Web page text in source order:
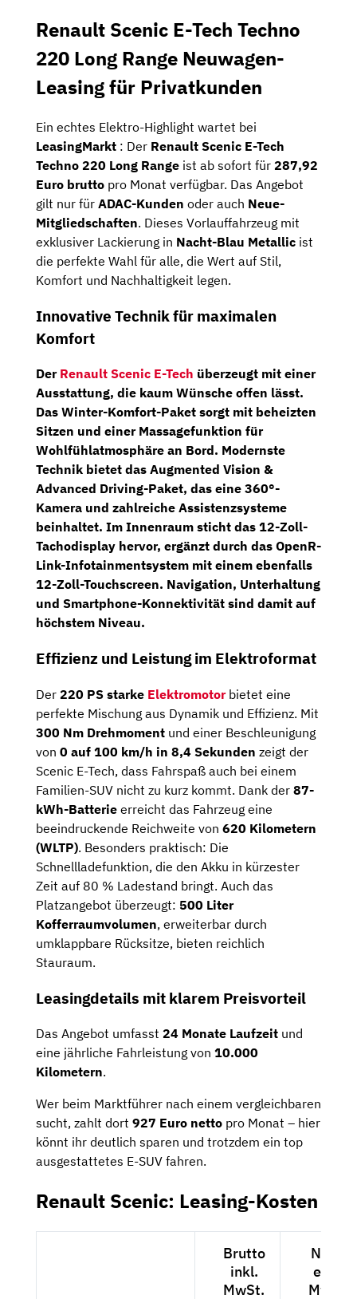
Renault Scenic E-Tech Techno
220 Long Range Neuwagen-
Leasing für Privatkunden
Ein echtes Elektro-Highlight wartet bei
LeasingMarkt : Der Renault Scenic E-Tech
Techno 220 Long Range ist ab sofort für 287,92
Euro brutto pro Monat verfügbar. Das Angebot
gilt nur für ADAC-Kunden oder auch Neue-
Mitgliedschaften. Dieses Vorlauffahrzeug mit
exklusiver Lackierung in Nacht-Blau Metallic ist
die perfekte Wahl für alle, die Wert auf Stil,
Komfort und Nachhaltigkeit legen.
Innovative Technik für maximalen
Komfort
Der Renault Scenic E-Tech überzeugt mit einer
Ausstattung, die kaum Wünsche offen lässt.
Das Winter-Komfort-Paket sorgt mit beheizten
Sitzen und einer Massagefunktion für
Wohlfühlatmosphäre an Bord. Modernste
Technik bietet das Augmented Vision &
Advanced Driving-Paket, das eine 360°-
Kamera und zahlreiche Assistenzsysteme
beinhaltet. Im Innenraum sticht das 12-Zoll-
Tachodisplay hervor, ergänzt durch das OpenR-
Link-Infotainmentsystem mit einem ebenfalls
12-Zoll-Touchscreen. Navigation, Unterhaltung
und Smartphone-Konnektivität sind damit auf
höchstem Niveau.
Effizienz und Leistung im Elektroformat
Der 220 PS starke Elektromotorbietet eine
perfekte Mischung aus Dynamik und Effizienz. Mit
300 Nm Drehmoment und einer Beschleunigung
von 0 auf 100 km/h in 8,4 Sekunden zeigt der
Scenic E-Tech, dass Fahrspaß auch bei einem
Familien-SUV nicht zu kurz kommt. Dank der 87-
kWh-Batterie erreicht das Fahrzeug eine
beeindruckende Reichweite von 620 Kilometern
(WLTP). Besonders praktisch: Die
Schnellladefunktion, die den Akku in kürzester
Zeit auf 80 % Ladestand bringt. Auch das
Platzangebot überzeugt: 500 Liter
Kofferraumvolumen, erweiterbar durch
umklappbare Rücksitze, bieten reichlich
Stauraum.
Leasingdetails mit klarem Preisvorteil
Das Angebot umfasst 24 Monate Laufzeit und
eine jährliche Fahrleistung von 10.000
Kilometern.
Wer beim Marktführer nach einem vergleichbaren
sucht, zahlt dort 927 Euro netto pro Monat – hier
könnt ihr deutlich sparen und trotzdem ein top
ausgestattetes E-SUV fahren.
Renault Scenic: Leasing-Kosten
Brutto
inkl.
MwSt.
Netto
exkl.
MwSt.